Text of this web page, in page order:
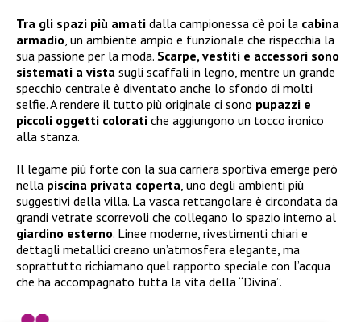
Tra gli spazi più amati dalla campionessa c’è poi la cabina
armadio, un ambiente ampio e funzionale che rispecchia la
sua passione per la moda. Scarpe, vestiti e accessori sono
sistemati a vista sugli scaffali in legno, mentre un grande
specchio centrale è diventato anche lo sfondo di molti
selfie. A rendere il tutto più originale ci sono pupazzi e
piccoli oggetti colorati che aggiungono un tocco ironico
alla stanza.
Il legame più forte con la sua carriera sportiva emerge però
nella piscina privata coperta, uno degli ambienti più
suggestivi della villa. La vasca rettangolare è circondata da
grandi vetrate scorrevoli che collegano lo spazio interno al
giardino esterno. Linee moderne, rivestimenti chiari e
dettagli metallici creano un’atmosfera elegante, ma
soprattutto richiamano quel rapporto speciale con l’acqua
che ha accompagnato tutta la vita della “Divina”.